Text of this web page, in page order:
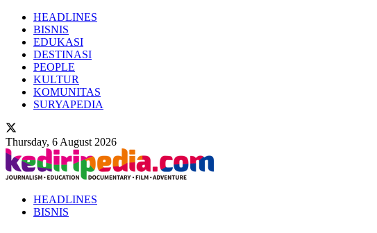
HEADLINES
BISNIS
EDUKASI
DESTINASI
PEOPLE
KULTUR
KOMUNITAS
SURYAPEDIA
Thursday, 6 August 2026
HEADLINES
BISNIS